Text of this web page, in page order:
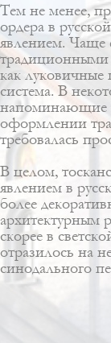
Тем не менее,
ордера в
явлением. Чаще
как луковичные
система. В
напоминающие
оформлении
требовалась
В целом,
явлением в
более
архитектурным
скорее в
отразилось на
синодального